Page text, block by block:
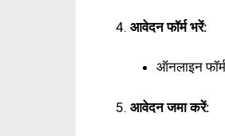
4. आवेदन फॉर्म भरें:
ऑनलाइन
5. आवेदन जमा करें: